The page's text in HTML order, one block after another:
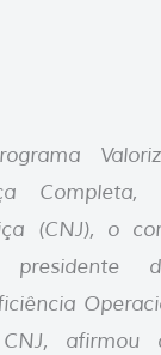
Completa,
(CNJ), o
afirmou